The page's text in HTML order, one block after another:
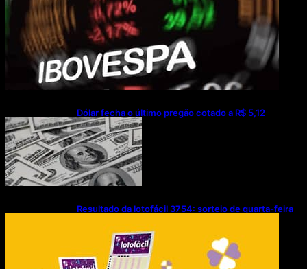
Dólar fecha o último pregão cotado a R$ 5,12
Resultado da lotofácil 3754: sorteio de quarta-feira